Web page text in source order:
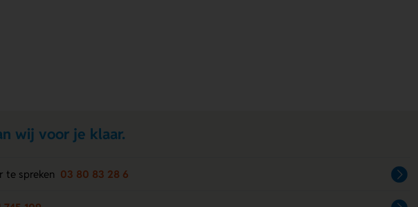
wij voor je klaar.
te spreken 03 80 83 28 6